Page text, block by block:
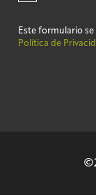
Este formulario
Política de